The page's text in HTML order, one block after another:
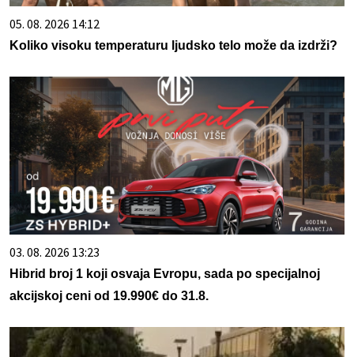
05. 08. 2026 14:12
Koliko visoku temperaturu ljudsko telo može da izdrži?
03. 08. 2026 13:23
Hibrid broj 1 koji osvaja Evropu, sada po specijalnoj
akcijskoj ceni od 19.990€ do 31.8.